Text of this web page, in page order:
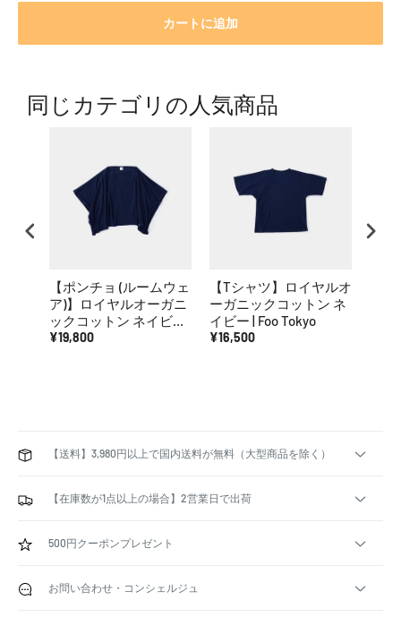
カートに追加
同じカテゴリの人気商品
【ポンチョ (ルームウェ
ア)】ロイヤルオーガニ
ックコットン ネイビー |
Foo Tokyo
¥19,800
【Tシャツ】ロイヤルオ
ーガニックコットン ネ
イビー | Foo Tokyo
¥16,500
【送料】3,980円以上で国内送料が無料（大型商品を除く）
【在庫数が1点以上の場合】2営業日で出荷
500円クーポンプレゼント
お問い合わせ・コンシェルジュ